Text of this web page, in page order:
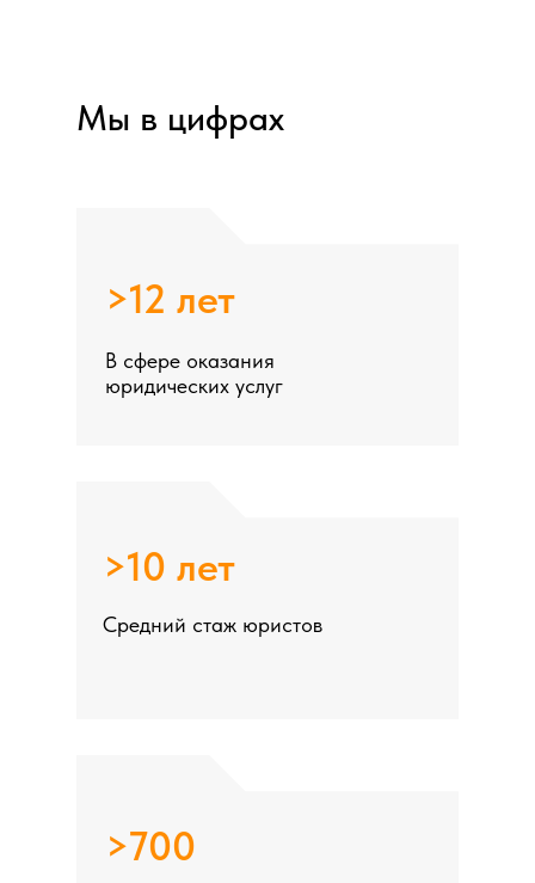
>10 лет
Средний стаж юристов
>700
>12 лет
В сфере оказания
юридических услуг
Мы в цифрах